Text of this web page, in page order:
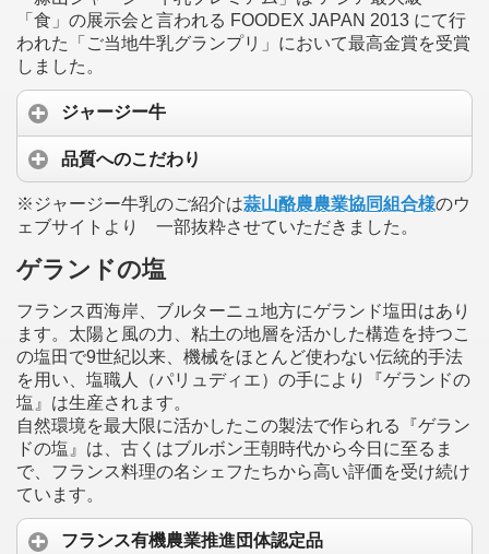
「食」の展示会と言われる FOODEX JAPAN 2013 にて行
われた「ご当地牛乳グランプリ」において最高金賞を受賞
しました。
ジャージー牛
品質へのこだわり
※ジャージー牛乳のご紹介は蒜山酪農農業協同組合様のウ
ェブサイトより 一部抜粋させていただきました。
ゲランドの塩
フランス西海岸、ブルターニュ地方にゲランド塩田はあり
ます。太陽と風の力、粘土の地層を活かした構造を持つこ
の塩田で9世紀以来、機械をほとんど使わない伝統的手法
を用い、塩職人（パリュディエ）の手により『ゲランドの
塩』は生産されます。
自然環境を最大限に活かしたこの製法で作られる『ゲラン
ドの塩』は、古くはブルボン王朝時代から今日に至るま
で、フランス料理の名シェフたちから高い評価を受け続け
ています。
フランス有機農業推進団体認定品